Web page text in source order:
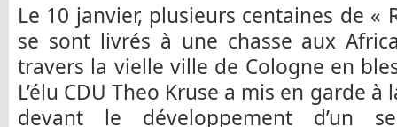
Le 10 janvier, plusieurs centaines de «
se sont livrés à une chasse aux
travers la vielle ville de Cologne en
L’élu CDU Theo Kruse a mis en garde
devant le développement d’un